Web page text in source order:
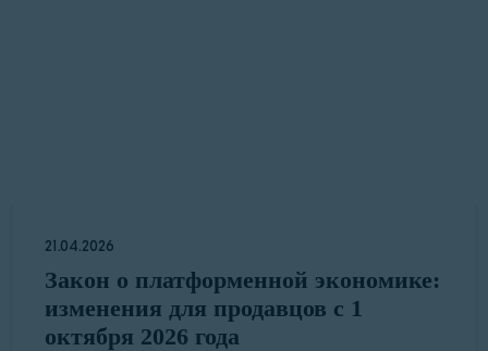
21.04.2026
Закон о платформенной экономике:
изменения для продавцов с 1
октября 2026 года